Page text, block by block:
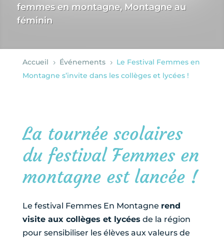
femmes en montagne, Montagne au
féminin
Accueil 5 Événements 5
Le Festival Femmes en
Montagne s’invite dans les collèges et lycées !
La tournée scolaires
du festival Femmes en
montagne est lancée !
Le festival Femmes En Montagne rend
visite aux collèges et lycées de la région
pour sensibiliser les élèves aux valeurs de